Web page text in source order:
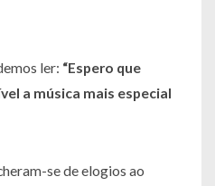
ler: “Espero que
a música mais especial
se de elogios ao